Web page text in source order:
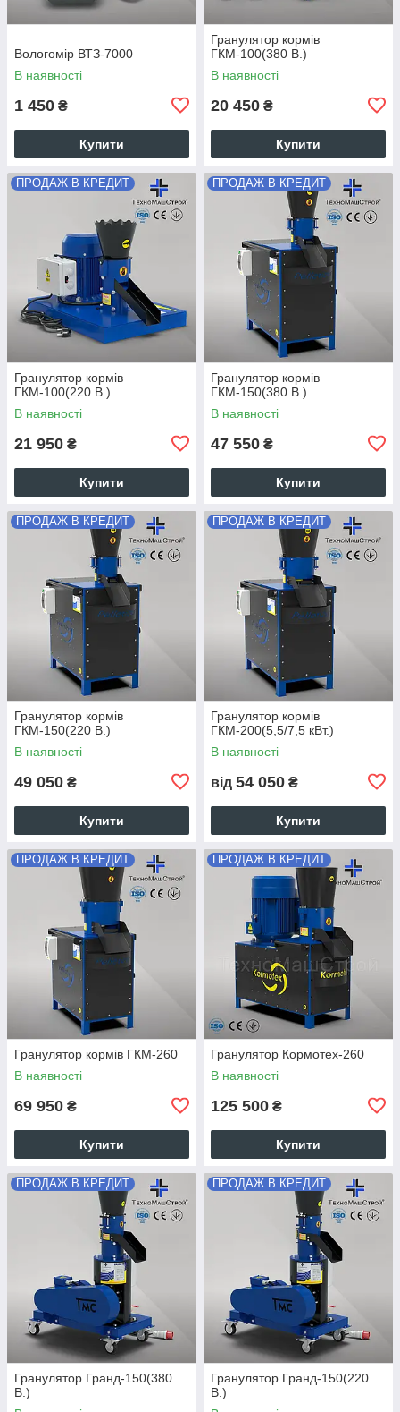
Вологомір ВТЗ-7000
В наявності
1 450 ₴
Купити
Гранулятор кормів
ГКМ-100(380 В.)
В наявності
20 450 ₴
Купити
ПРОДАЖ В КРЕДИТ
Гранулятор кормів
ГКМ-100(220 В.)
В наявності
21 950 ₴
Купити
ПРОДАЖ В КРЕДИТ
Гранулятор кормів
ГКМ-150(380 В.)
В наявності
47 550 ₴
Купити
ПРОДАЖ В КРЕДИТ
Гранулятор кормів
ГКМ-150(220 В.)
В наявності
49 050 ₴
Купити
ПРОДАЖ В КРЕДИТ
Гранулятор кормів
ГКМ-200(5,5/7,5 кВт.)
В наявності
від 54 050 ₴
Купити
ПРОДАЖ В КРЕДИТ
Гранулятор кормів ГКМ-260
В наявності
69 950 ₴
Купити
ПРОДАЖ В КРЕДИТ
Гранулятор Кормотех-260
В наявності
125 500 ₴
Купити
ПРОДАЖ В КРЕДИТ
Гранулятор Гранд-150(380
В.)
ПРОДАЖ В КРЕДИТ
Гранулятор Гранд-150(220
В.)